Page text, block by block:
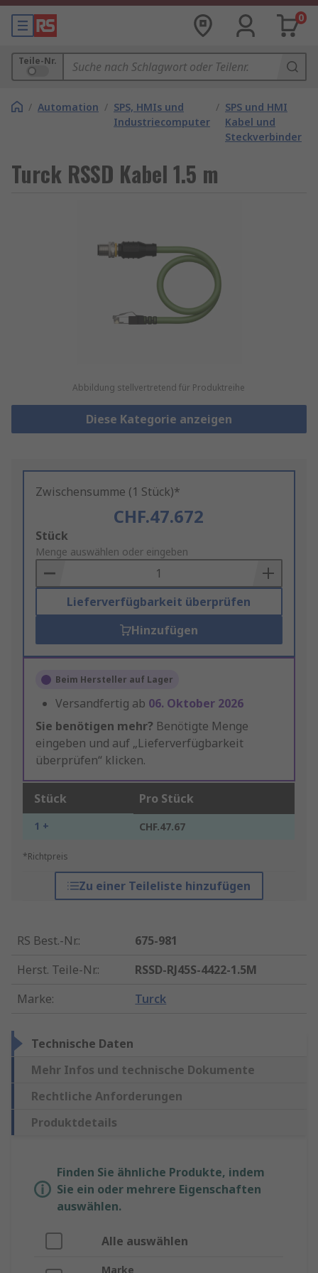
0
Teile-Nr.
/ Automation / SPS, HMIs und
Industriecomputer
/ SPS und HMI
Kabel und
Steckverbinder
Turck RSSD Kabel 1.5 m
Abbildung stellvertretend für Produktreihe
Diese Kategorie anzeigen
Zwischensumme (1 Stück)*
CHF.47.672
Add
to
Basket
Stück
Menge auswählen oder eingeben
Lieferverfügbarkeit überprüfen
Hinzufügen
Beim Hersteller auf Lager
Versandfertig ab 06. Oktober 2026
Sie benötigen mehr? Benötigte Menge
eingeben und auf „Lieferverfügbarkeit
überprüfen“ klicken.
Stück Pro Stück
1 + CHF.47.67
*Richtpreis
Zu einer Teileliste hinzufügen
RS Best.-Nr.:
675-981
Herst. Teile-Nr.:
RSSD-RJ45S-4422-1.5M
Marke: Turck
Technische Daten
Mehr Infos und technische Dokumente
Rechtliche Anforderungen
Produktdetails
Finden Sie ähnliche Produkte, indem
Sie ein oder mehrere Eigenschaften
auswählen.
Alle auswählen
Marke